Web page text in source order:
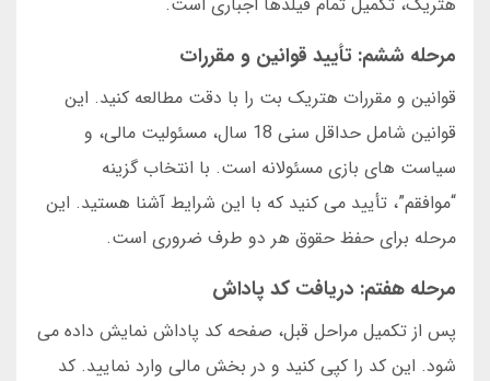
مرحله ششم: تأیید قوانین و مقررات
قوانین و مقررات هتریک بت را با دقت مطالعه کنید. این
قوانین شامل حداقل سنی 18 سال، مسئولیت مالی، و
سیاست های بازی مسئولانه است. با انتخاب گزینه
“موافقم”، تأیید می کنید که با این شرایط آشنا هستید. این
مرحله برای حفظ حقوق هر دو طرف ضروری است.
مرحله هفتم: دریافت کد پاداش
پس از تکمیل مراحل قبل، صفحه کد پاداش نمایش داده می
شود. این کد را کپی کنید و در بخش مالی وارد نمایید. کد